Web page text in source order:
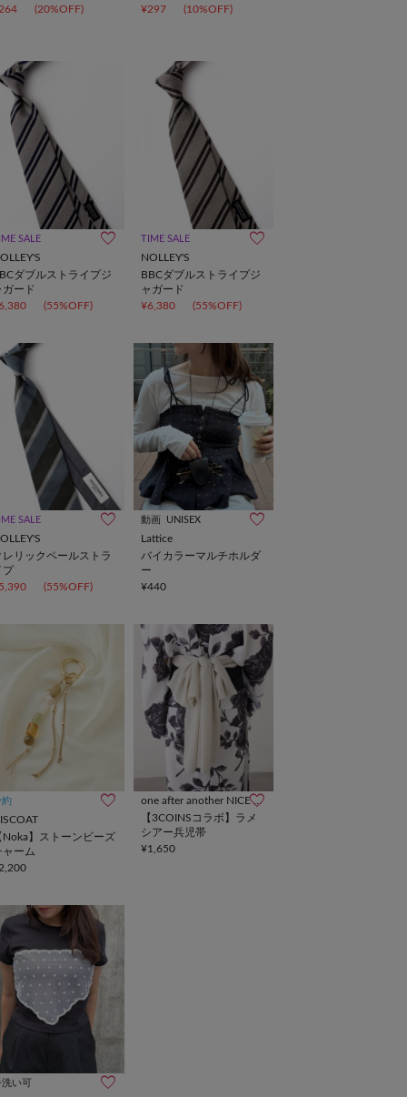
(20%OFF)
¥297
(10%OFF)
SALE
ダブルストライプジ
ガード
(55%OFF)
TIME SALE
NOLLEY'S
BBCダブルストライプジ
ャガード
¥6,380
(55%OFF)
SALE
レリックペールストラ
プ
(55%OFF)
動画 UNISEX
Lattice
バイカラーマルチホルダ
ー
¥440
Noka】ストーンビーズ
ャーム
one after another NICE CLAUP
【3COINSコラボ】ラメ
シアー兵児帯
¥1,650
洗い可